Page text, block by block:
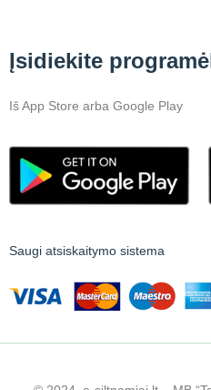
Įsidiekite
Iš App Store arba Google Play
Saugi atsiskaitymo sistema